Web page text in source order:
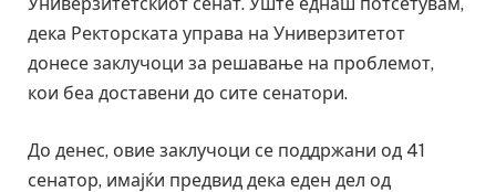
Универзитетскиот сенат. Уште еднаш потсетувам,
дека Ректорската управа на Универзитетот
донесе заклучоци за решавање на проблемот,
кои беа доставени до сите сенатори.
До денес, овие заклучоци се поддржани од 41
сенатор, имајќи предвид дека еден дел од